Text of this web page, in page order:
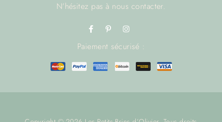
N’hésitez pas à nous contacter.
Paiement sécurisé :